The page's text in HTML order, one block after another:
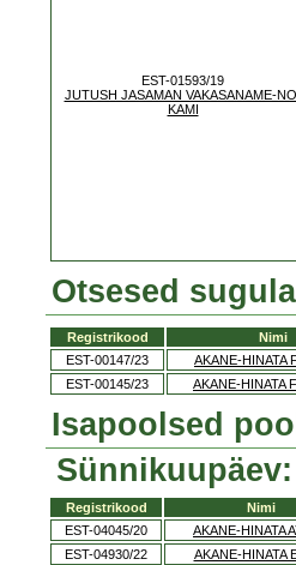
EST-01593/19
JUTUSH JASAMAN VAKASANAME-
KAMI
Otsesed
Registrikood Nimi
EST-00147/23
AKANE-HINATA
EST-00145/23
AKANE-HINATA
Isapoolsed
Sünnikuupäev:
Registrikood Nimi
EST-04045/20
AKANE-HINATA
EST-04930/22
AKANE-HINATA